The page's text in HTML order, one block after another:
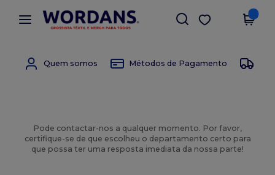
× App Wordans
Melhores preços na app!
Obter app
Quem somos Métodos de Pagamento
Pode contactar-nos a qualquer momento. Por favor,
certifique-se de que escolheu o departamento certo para
que possa ter uma resposta imediata da nossa parte!